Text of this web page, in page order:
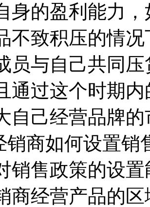
身的盈利能力
不致积压的情
员与自己共同
通过这个时期
自己经营品牌
商如何设置销
销售政策的设
商经营产品的